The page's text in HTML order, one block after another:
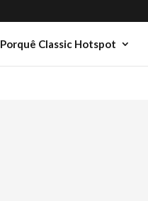
Porquê Classic Hotspot